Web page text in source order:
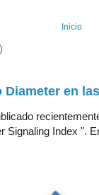
Inicio
en
Signaling Index ".